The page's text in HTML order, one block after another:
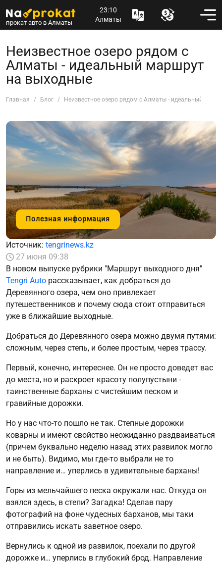
прокат авто в Алматы
23:10
Алматы
Неизвестное озеро рядом с
Алматы - идеальный маршрут
на выходные
Главная Блог Неизвестное озеро рядом с Алматы - идеальный
Полезная информация
Источник: tengrinews.kz
27 июня 09:38
В новом выпуске рубрики "Маршрут выходного дня"
Tengri Auto рассказывает, как добраться до
Деревянного озера, чем оно привлекает
путешественников и почему сюда стоит отправиться
уже в ближайшие выходные.
Добраться до Деревянного озера можно двумя путями:
сложным, через степь, и более простым, через трассу.
Первый, конечно, интереснее. Он не просто доведет вас
до места, но и раскроет красоту полупустыни -
таинственные барханы с чистейшим песком и
гравийные дорожки.
Но у нас что-то пошло не так. Степные дорожки
коварны и имеют свойство неожиданно раздваиваться
(причем буквально неделю назад этих развилок могло
и не быть). Видимо, мы где-то выбрали не то
направление и… уперлись в удивительные барханы!
Горы из мельчайшего песка окружали нас. Откуда он
взялся здесь, в степи? Загадка! Сделав пару
фотографий на фоне чудесных барханов, мы таки
отправились искать заветное озеро.
Вернулись к одной из развилок, поехали по другой
дорожке и… уперлись в глубокий брод. Направление